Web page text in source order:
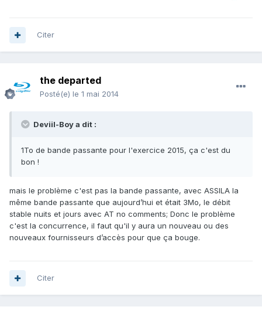
Citer
the departed
Posté(e) le 1 mai 2014
Deviil-Boy a dit :
1To de bande passante pour l'exercice 2015, ça c'est du
bon !
mais le problème c'est pas la bande passante, avec ASSILA la
même bande passante que aujourd’hui et était 3Mo, le débit
stable nuits et jours avec AT no comments; Donc le problème
c'est la concurrence, il faut qu'il y aura un nouveau ou des
nouveaux fournisseurs d’accès pour que ça bouge.
Citer